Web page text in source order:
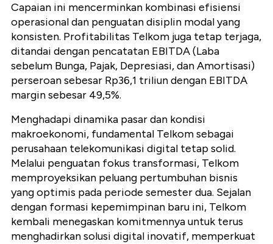
Capaian ini mencerminkan kombinasi efisiensi
operasional dan penguatan disiplin modal yang
konsisten. Profitabilitas Telkom juga tetap terjaga,
ditandai dengan pencatatan EBITDA (Laba
sebelum Bunga, Pajak, Depresiasi, dan Amortisasi)
perseroan sebesar Rp36,1 triliun dengan EBITDA
margin sebesar 49,5%.
Menghadapi dinamika pasar dan kondisi
makroekonomi, fundamental Telkom sebagai
perusahaan telekomunikasi digital tetap solid.
Melalui penguatan fokus transformasi, Telkom
memproyeksikan peluang pertumbuhan bisnis
yang optimis pada periode semester dua. Sejalan
dengan formasi kepemimpinan baru ini, Telkom
kembali menegaskan komitmennya untuk terus
menghadirkan solusi digital inovatif, memperkuat